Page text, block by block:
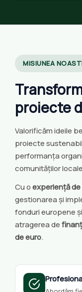
MISIUNEA
proiecte
Valorificăm ideile
proiecte
performanța
comunităților
Cu oexperiență
gestionarea și
fonduri europene
atragerea de
de euro.